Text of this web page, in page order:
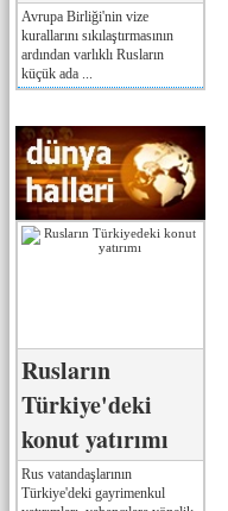
Avrupa Birliği'nin vize
kurallarını sıkılaştırmasının
ardından varlıklı Rusların
küçük ada ...
Rusların
Türkiye'deki
konut yatırımı
Rus vatandaşlarının
Türkiye'deki gayrimenkul